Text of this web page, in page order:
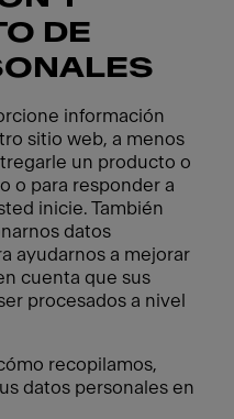
DE
información
sitio web, a menos
un producto o
o para responder a
inicie. También
datos
ayudarnos a mejorar
cuenta que sus
procesados a nivel
recopilamos,
datos personales en